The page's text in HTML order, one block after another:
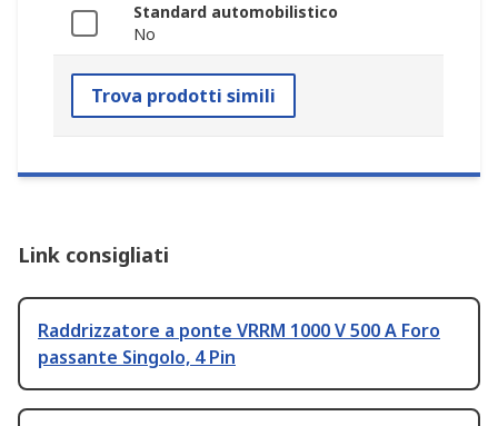
Standard automobilistico
No
Trova prodotti simili
Link consigliati
Raddrizzatore a ponte VRRM 1000 V 500 A Foro
passante Singolo, 4 Pin